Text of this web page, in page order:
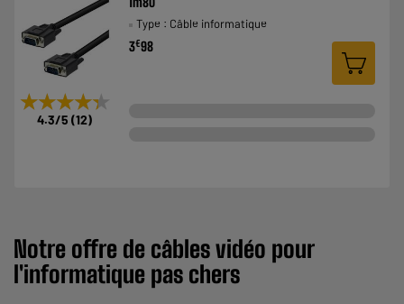
★★★★★
★★★★★
4.3/5 (12)
Type : Câble informatique
3€98
Notre offre de câblesvidéo pour
l'informatique pas chers